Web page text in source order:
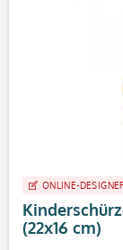
ONLINE-
(22x16 cm)